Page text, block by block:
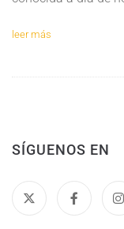
leer más
SÍGUENOS EN